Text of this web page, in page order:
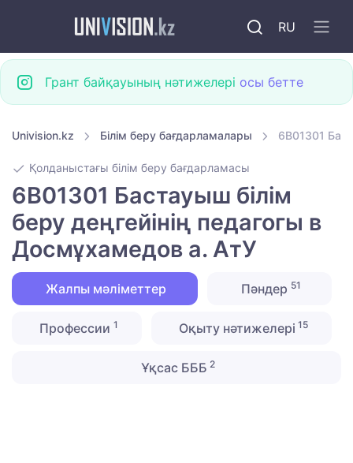
RU
Грант байқауының нәтижелері осы бетте
Univision.kz Білім беру бағдарламалары 6B01301
Қолданыстағы білім беру бағдарламасы
6B01301 Бастауыш білім
беру деңгейінің педагогы в
Досмұхамедов а. АтУ
Жалпы мәліметтер Пәндер 51
Профессии 1 Оқыту нәтижелері 15
Ұқсас БББ 2